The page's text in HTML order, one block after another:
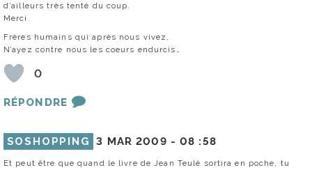
d’ailleurs très tenté du coup.
Merci.
Frères humains qui après nous vivez,
N’ayez contre nous les coeurs endurcis…
0
RÉPONDRE
SOSHOPPING 3 MAR 2009 -08 :58
Et peut être que quand le livre de Jean Teulé sortira en poche, tu